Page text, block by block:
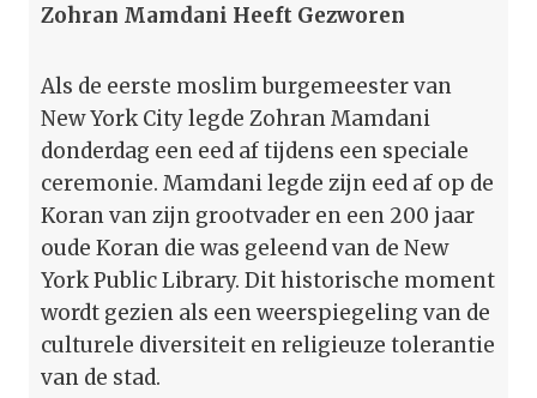
Zohran Mamdani Heeft Gezworen
Als de eerste moslim burgemeester van
New York City legde Zohran Mamdani
donderdag een eed af tijdens een speciale
ceremonie. Mamdani legde zijn eed af op de
Koran van zijn grootvader en een 200 jaar
oude Koran die was geleend van de New
York Public Library. Dit historische moment
wordt gezien als een weerspiegeling van de
culturele diversiteit en religieuze tolerantie
van de stad.